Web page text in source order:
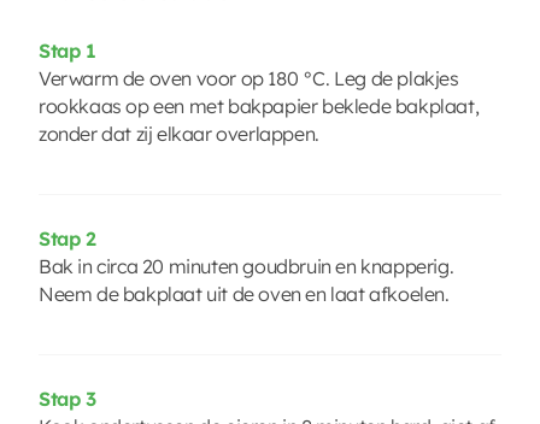
Stap 1
Verwarm de oven voor op 180 °C. Leg de plakjes
rookkaas op een met bakpapier beklede bakplaat,
zonder dat zij elkaar overlappen.
Stap 2
Bak in circa 20 minuten goudbruin en knapperig.
Neem de bakplaat uit de oven en laat afkoelen.
Stap 3